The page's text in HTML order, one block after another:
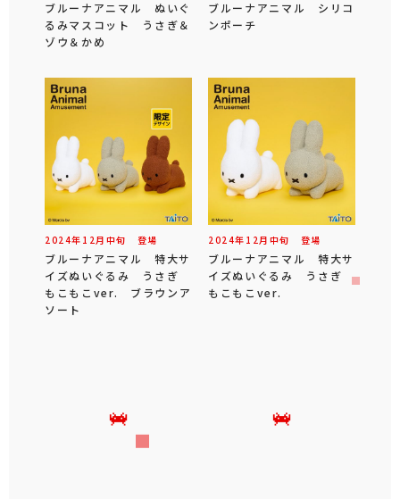
ブルーナアニマル ぬいぐ
るみマスコット うさぎ＆
ゾウ＆かめ
ブルーナアニマル シリコ
ンポーチ
2024年 12 月 中旬 登場
ブルーナアニマル 特大サ
イズぬいぐるみ うさぎ
もこもこver. ブラウンア
ソート
2024年 12 月 中旬 登場
ブルーナアニマル 特大サ
イズぬいぐるみ うさぎ
もこもこver.